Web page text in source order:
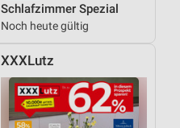
Schlafzimmer Spezial
Noch heute gültig
XXXLutz